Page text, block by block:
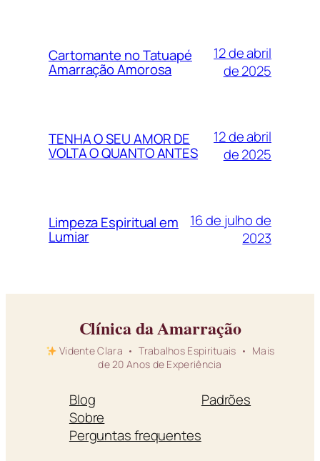
Cartomante no Tatuapé
Amarração Amorosa
12 de abril
de 2025
TENHA O SEU AMOR DE
VOLTA O QUANTO ANTES
12 de abril
de 2025
Limpeza Espiritual em
Lumiar
16 de julho de
2023
Clínica da Amarração
Vidente Clara • Trabalhos Espirituais • Mais
de 20 Anos de Experiência
Blog
Sobre
Perguntas frequentes
Padrões